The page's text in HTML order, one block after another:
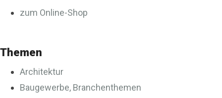
zum Online-Shop
Themen
Architektur
Baugewerbe, Branchenthemen